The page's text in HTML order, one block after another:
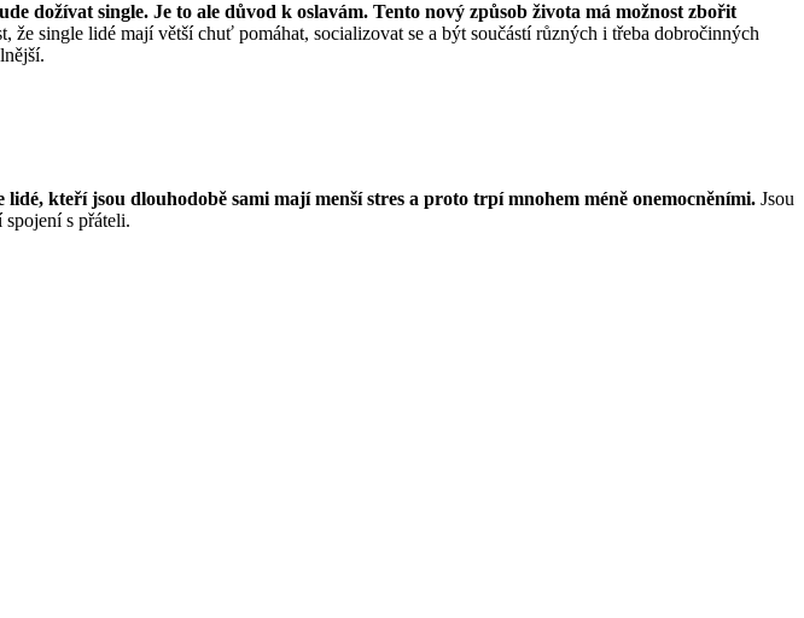
dožívat single. Je to ale důvod k oslavám. Tento nový způsob života má možnost zbořit
že single lidé mají větší chuť pomáhat, socializovat se a být součástí různých i třeba dobročinných
kteří jsou dlouhodobě sami mají menší stres a proto trpí mnohem méně onemocněními. Jsou
s přáteli.